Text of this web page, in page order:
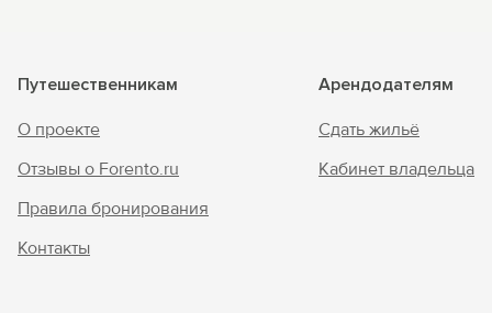
Путешественникам
О проекте
Отзывы о Forento.ru
Правила бронирования
Контакты
Арендодателям
Сдать жильё
Кабинет владельца